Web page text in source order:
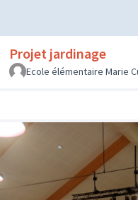
Projet jardinage
Ecole élémentaire Marie